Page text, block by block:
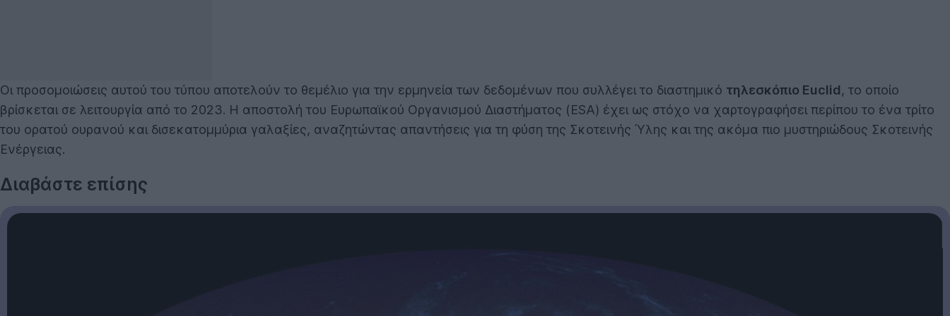
Οι προσομοιώσεις αυτού του τύπου αποτελούν το θεμέλιο για την ερμηνεία των δεδομένων που συλλέγει το διαστημικό τηλεσκόπιο Euclid, το οποίο
βρίσκεται σε λειτουργία από το 2023. Η αποστολή του Ευρωπαϊκού Οργανισμού Διαστήματος (ESA) έχει ως στόχο να χαρτογραφήσει περίπου το ένα τρίτο
του ορατού ουρανού και δισεκατομμύρια γαλαξίες, αναζητώντας απαντήσεις για τη φύση της Σκοτεινής Ύλης και της ακόμα πιο μυστηριώδους Σκοτεινής
Ενέργειας.
Διαβάστε επίσης